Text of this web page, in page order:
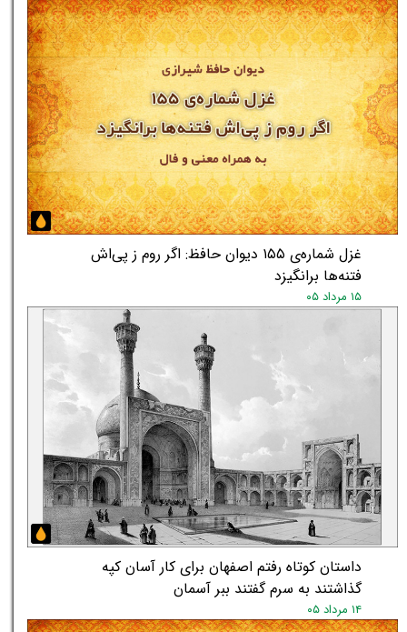
★★
غزل شماره‌ی ۱۵۵ دیوان حافظ: اگر روم ز پی‌اش
فتنه‌ها برانگیزد
۱۵ مرداد ۰۵
داستان کوتاه رفتم اصفهان برای کار آسان کپه
گذاشتند به سرم گفتند ببر آسمان
۱۴ مرداد ۰۵